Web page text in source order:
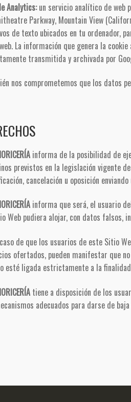
Analytics:un servicio analítico de web
Parkway, Mountain View
de texto ubicados en tu ordenador,
La información que genera la
transmitida y archivada por
nos comprometemos que los datos
informa de la posibilidad de
previstos en la legislación vigente
cancelación u oposición enviando
informa que será, el usuario
Web pudiera alojar, con datos falsos,
de que los usuarios de este Sitio
ofertados, pueden manifestar que
esté ligada estrictamente a la
tiene a disposición de los
adecuados para darse de